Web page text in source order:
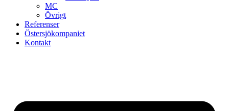
MC
Övrigt
Referenser
Östersjökompaniet
Kontakt